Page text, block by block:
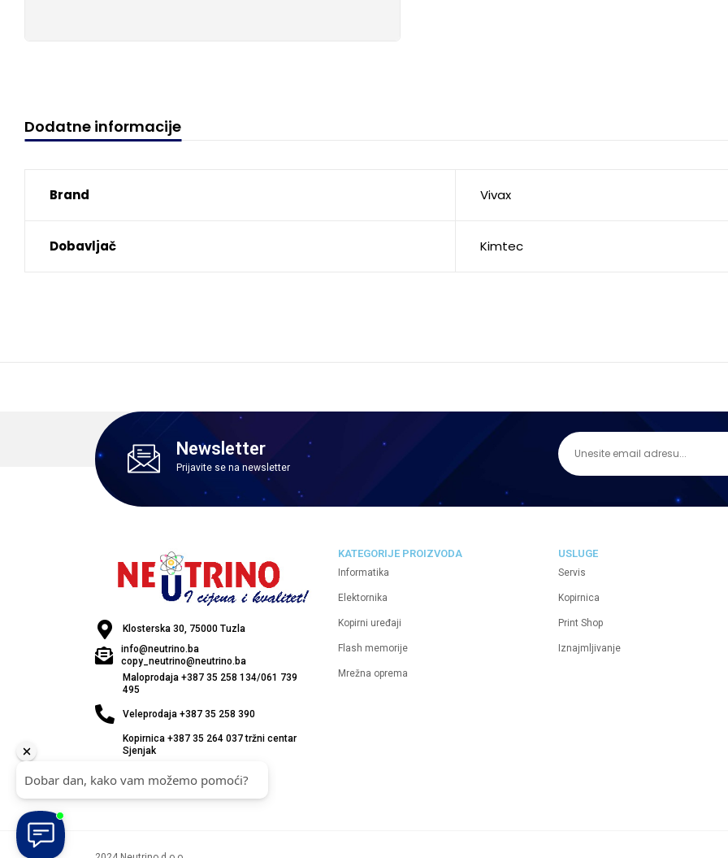
Dodatne informacije
Brand Vivax
Dobavljač Kimtec
Newsletter
Prijavite se na newsletter
Klosterska 30, 75000 Tuzla
info@neutrino.ba
copy_neutrino@neutrino.ba
Maloprodaja +387 35 258 134/061 739
495
Veleprodaja +387 35 258 390
Kopirnica +387 35 264 037 tržni centar
Sjenjak
KATEGORIJE PROIZVODA
Informatika
Elektornika
Kopirni uređaji
Flash memorije
Mrežna oprema
USLUGE
Servis
Kopirnica
Print Shop
Iznajmljivanje